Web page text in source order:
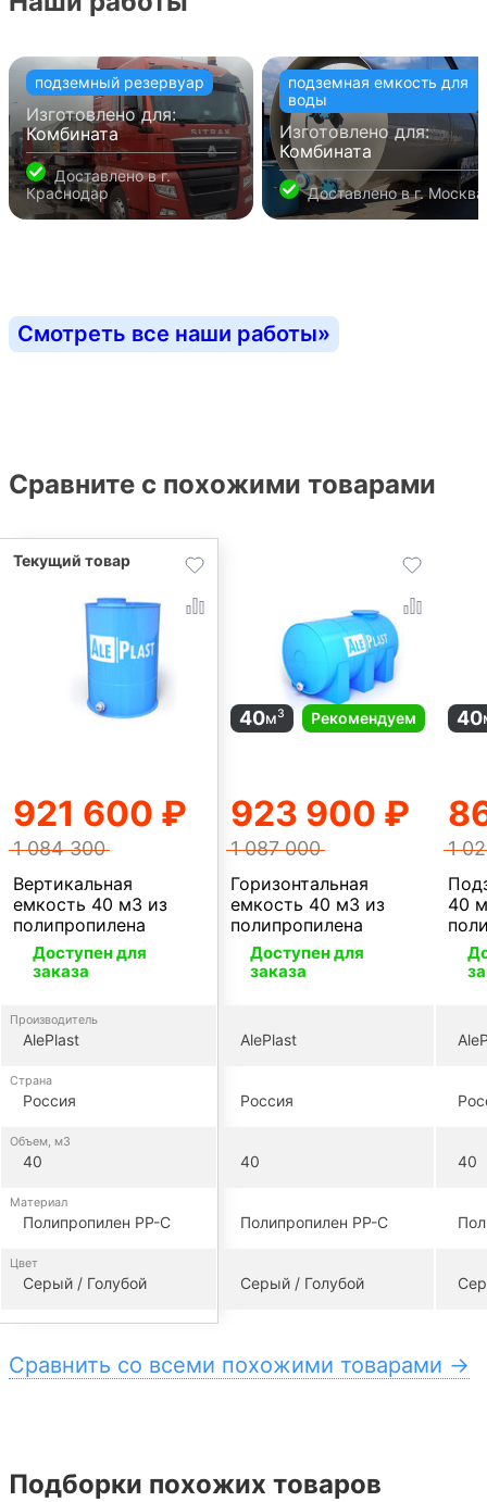
подземный резервуар
Изготовлено для:
Комбината
Доставлено вг.
Краснодар
подземная емкость для
воды
Изготовлено для:
Комбината
Доставлено вг. Москва
Смотреть все наши работы»
Сравните с похожими товарами
Вертикальная
емкость 40 м3 из
полипропилена
Доступен для
заказа
921 600 ₽
1 084 300
Производитель
AlePlast
Страна
Россия
Объем, м3
40
Материал
Полипропилен PP-C
Цвет
Серый / Голубой
Горизонтальная
емкость 40 м3 из
полипропилена
40м3 Рекомендуем
Доступен для
заказа
923 900 ₽
1 087 000
AlePlast
Россия
40
Полипропилен PP-C
Серый / Голубой
40
40
1
40
Сравнить со всеми похожими товарами →
Подборки похожих товаров